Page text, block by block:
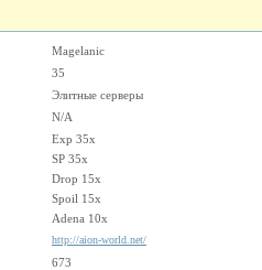
Magelanic
35
Элитные серверы
N/A
Exp 35x
SP 35x
Drop 15x
Spoil 15x
Adena 10x
http://aion-world.net/
673